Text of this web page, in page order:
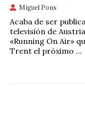
Miguel Pons
Acaba de ser
televisión de
«Running On Air»
Trent el próximo …